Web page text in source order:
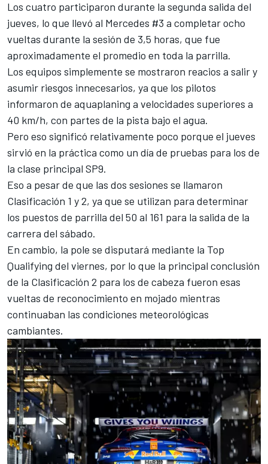
Los cuatro participaron durante la segunda salida del
jueves, lo que llevó al Mercedes #3 a completar ocho
vueltas durante la sesión de 3,5 horas, que fue
aproximadamente el promedio en toda la parrilla.
Los equipos simplemente se mostraron reacios a salir y
asumir riesgos innecesarios, ya que los pilotos
informaron de aquaplaning a velocidades superiores a
40 km/h, con partes de la pista bajo el agua.
Pero eso significó relativamente poco porque el jueves
sirvió en la práctica como un día de pruebas para los de
la clase principal SP9.
Eso a pesar de que las dos sesiones se llamaron
Clasificación 1 y 2, ya que se utilizan para determinar
los puestos de parrilla del 50 al 161 para la salida de la
carrera del sábado.
En cambio, la pole se disputará mediante la Top
Qualifying del viernes, por lo que la principal conclusión
de la Clasificación 2 para los de cabeza fueron esas
vueltas de reconocimiento en mojado mientras
continuaban las condiciones meteorológicas
cambiantes.